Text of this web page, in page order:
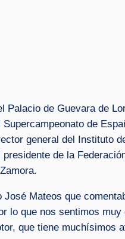
Palacio de Guevara de
de
general del Instituto
de la
José Mateos que
lo que nos sentimos
que tiene muchísimos